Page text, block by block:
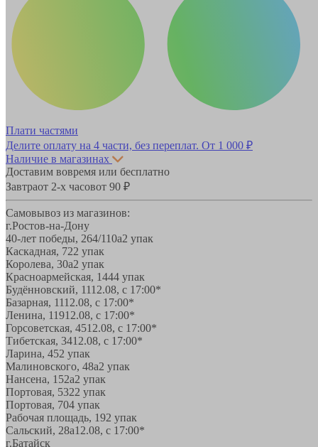
Плати частями
Делите оплату на 4 части, без переплат. От 1 000 ₽
Наличие в магазинах
Доставим вовремя или бесплатно
Завтраот 2-х часовот 90 ₽
Самовывоз из магазинов:
г.Ростов-на-Дону
40-лет победы, 264/110а2 упак
Каскадная, 722 упак
Королева, 30а2 упак
Красноармейская, 1444 упак
Будённовский, 1112.08, с 17:00*
Базарная, 1112.08, с 17:00*
Ленина, 11912.08, с 17:00*
Горсоветская, 4512.08, с 17:00*
Тибетская, 3412.08, с 17:00*
Ларина, 452 упак
Малиновского, 48а2 упак
Нансена, 152а2 упак
Портовая, 5322 упак
Портовая, 704 упак
Рабочая площадь, 192 упак
Сальский, 28a12.08, с 17:00*
г.Батайск